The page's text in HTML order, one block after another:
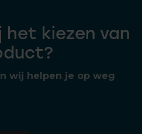
het kiezen van
wij helpen je op weg